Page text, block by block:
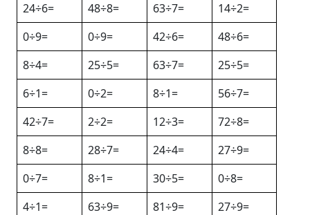
24÷6=
48÷8= 63÷7=
14÷2=
0÷9=
0÷9= 42÷6=
48÷6=
8÷4=
25÷5= 63÷7=
25÷5=
6÷1=
0÷2= 8÷1=
56÷7=
42÷7=
2÷2= 12÷3=
72÷8=
8÷8=
28÷7= 24÷4=
27÷9=
0÷7=
8÷1= 30÷5=
0÷8=
4÷1=
63÷9= 81÷9=
27÷9=